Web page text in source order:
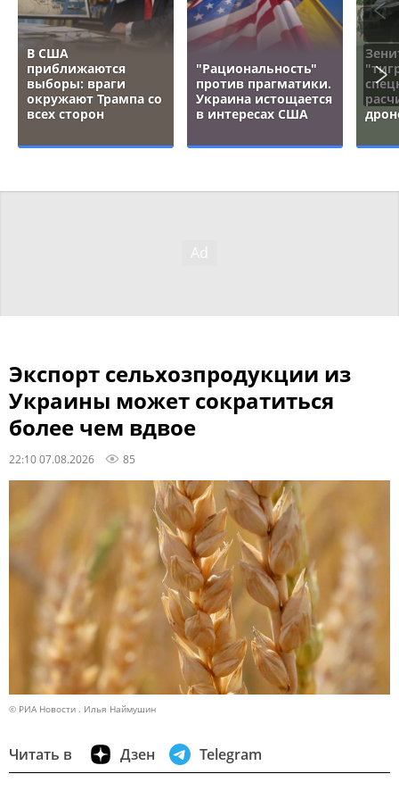
В США
приближаются
выборы: враги
окружают Трампа со
всех сторон
"Рациональность"
против прагматики.
Украина истощается
в интересах США
Экспорт сельхозпродукции из
Украины может сократиться
более чем вдвое
22:10 07.08.2026 85
© РИА Новости . Илья Наймушин
Читать в Дзен Telegram